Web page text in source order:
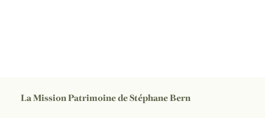
La Mission Patrimoine de Stéphane Bern